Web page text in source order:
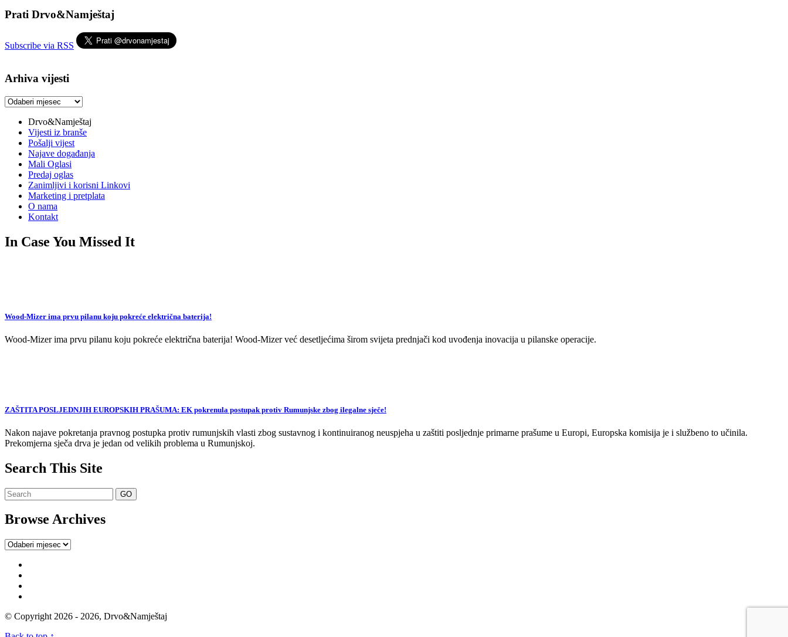
Prati Drvo&Namještaj
Subscribe via RSS
Arhiva vijesti
Arhiva
Drvo&Namještaj
Vijesti iz branše
Pošalji vijest
Najave događanja
Mali Oglasi
Predaj oglas
Zanimljivi i korisni Linkovi
Marketing i pretplata
O nama
Kontakt
In Case You Missed It
Wood-Mizer ima prvu pilanu koju pokreće električna baterija!
Wood-Mizer ima prvu pilanu koju pokreće električna baterija! Wood-Mizer već desetljećima širom svijeta prednjači kod uvođenja inovacija u pilanske operacije.
ZAŠTITA POSLJEDNJIH EUROPSKIH PRAŠUMA: EK pokrenula postupak protiv Rumunjske zbog ilegalne sječe!
Nakon najave pokretanja pravnog postupka protiv rumunjskih vlasti zbog sustavnog i kontinuiranog neuspjeha u zaštiti posljednje primarne prašume u Europi, Europska komisija je i službeno to učinila.
Prekomjerna sječa drva je jedan od velikih problema u Rumunjskoj.
Search This Site
Browse Archives
Browse
© Copyright 2026 - 2026, Drvo&Namještaj